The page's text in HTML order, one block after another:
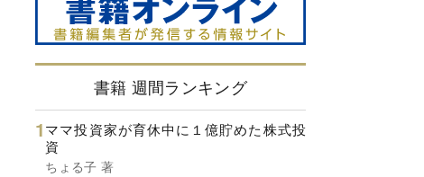
書籍 週間ランキング
ママ投資家が育休中に１億貯めた株式投
資
ちょる子 著